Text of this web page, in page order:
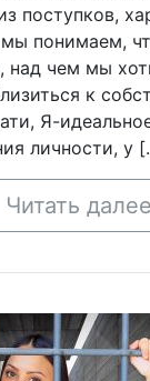
поступков,
понимаем,
над чем мы
к
Я-
личности, у
Читать далее